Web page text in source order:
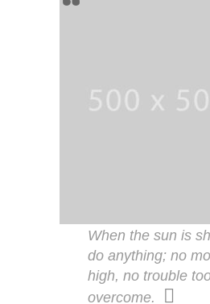
When the sun is
do anything; no
high, no trouble
overcome.